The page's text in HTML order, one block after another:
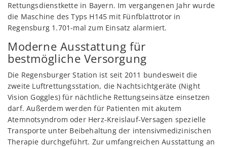
Rettungsdienstkette in Bayern. Im vergangenen Jahr wurde
die Maschine des Typs H145 mit Fünfblattrotor in
Regensburg 1.701-mal zum Einsatz alarmiert.
Moderne Ausstattung für
bestmögliche Versorgung
Die Regensburger Station ist seit 2011 bundesweit die
zweite Luftrettungsstation, die Nachtsichtgeräte (Night
Vision Goggles) für nächtliche Rettungseinsätze einsetzen
darf. Außerdem werden für Patienten mit akutem
Atemnotsyndrom oder Herz-Kreislauf-Versagen spezielle
Transporte unter Beibehaltung der intensivmedizinischen
Therapie durchgeführt. Zur umfangreichen Ausstattung an